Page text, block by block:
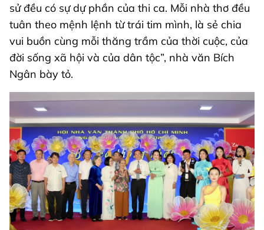
sử đều có sự dự phần của thi ca. Mỗi nhà thơ đều
tuân theo mệnh lệnh từ trái tim mình, là sẻ chia
vui buồn cùng mỗi thăng trầm của thời cuộc, của
đời sống xã hội và của dân tộc”, nhà văn Bích
Ngân bày tỏ.